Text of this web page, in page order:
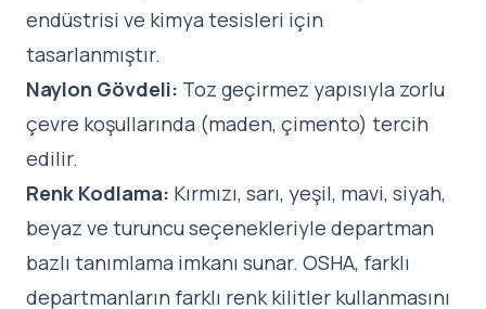
endüstrisi ve kimya tesisleri için
tasarlanmıştır.
Naylon Gövdeli: Toz geçirmez yapısıyla zorlu
çevre koşullarında (maden, çimento) tercih
edilir.
Renk Kodlama: Kırmızı, sarı, yeşil, mavi, siyah,
beyaz ve turuncu seçenekleriyle departman
bazlı tanımlama imkanı sunar. OSHA, farklı
departmanların farklı renk kilitler kullanmasını